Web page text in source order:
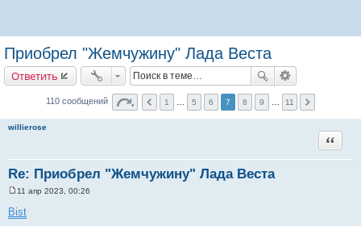
Приобрел "Жемчужину" Лада Веста
Ответить
110 сообщений 1 5 6 7 8 9 11
willierose
Re: Приобрел "Жемчужину" Лада Веста
Цитата
о
11 апр 2023, 00:26
Bist